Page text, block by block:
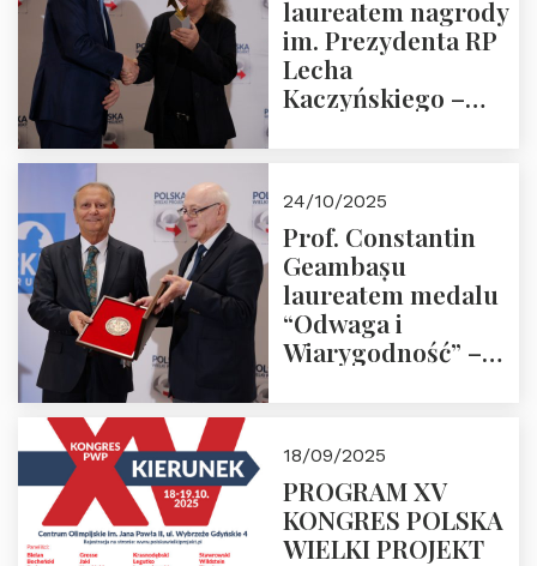
laureatem nagrody
im. Prezydenta RP
Lecha
Kaczyńskiego –
24/10/2025
Prof. Constantin
Geambașu
laureatem medalu
“Odwaga i
Wiarygodność” –
18/09/2025
PROGRAM XV
KONGRES POLSKA
WIELKI PROJEKT